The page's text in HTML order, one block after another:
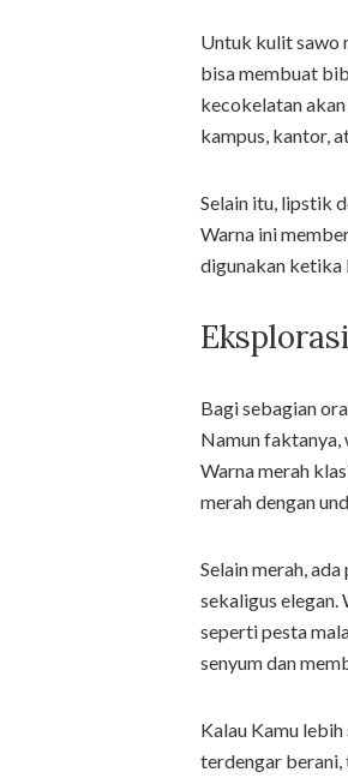
Untuk kulit sawo
bisa membuat
kecokelatan
kampus, kantor,
Selain itu, lipstik
Warna ini
digunakan ketika
Bagi sebagian
Namun faktanya,
Warna merah
merah dengan
Selain merah,
sekaligus elegan.
seperti pesta
senyum dan
Kalau Kamu
terdengar